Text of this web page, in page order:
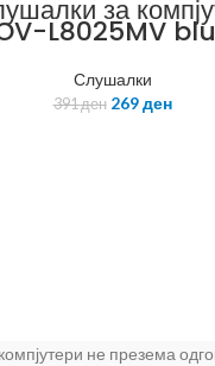
за
L8025MV
Слушалки
391ден 269ден
не презема